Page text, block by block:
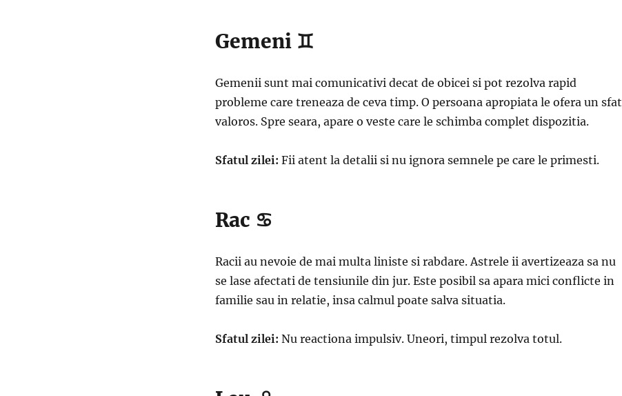
Gemeni ♊
Gemenii sunt mai comunicativi decat de obicei si pot rezolva rapid
probleme care treneaza de ceva timp. O persoana apropiata le ofera un sfat
valoros. Spre seara, apare o veste care le schimba complet dispozitia.
Sfatul zilei: Fii atent la detalii si nu ignora semnele pe care le primesti.
Rac ♋
Racii au nevoie de mai multa liniste si rabdare. Astrele ii avertizeaza sa nu
se lase afectati de tensiunile din jur. Este posibil sa apara mici conflicte in
familie sau in relatie, insa calmul poate salva situatia.
Sfatul zilei: Nu reactiona impulsiv. Uneori, timpul rezolva totul.